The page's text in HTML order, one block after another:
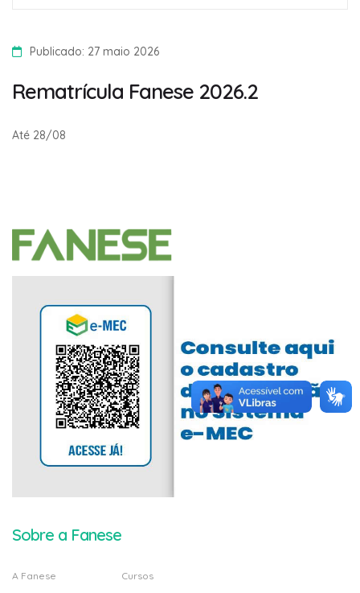
Publicado: 27 maio 2026
Rematrícula Fanese 2026.2
Até 28/08
Sobre a Fanese
A Fanese Cursos